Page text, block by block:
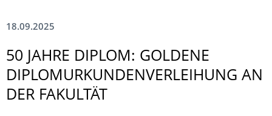
18.09.2025
50 JAHRE DIPLOM: GOLDENE
DIPLOMURKUNDEN­VERLEIHUNG AN
DER FAKULTÄT